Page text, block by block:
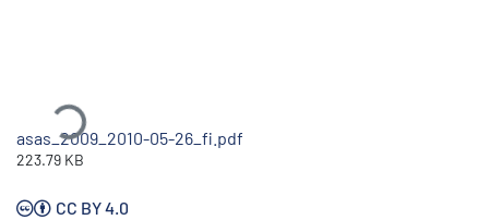
Ladataan...
asas_2009_2010-05-26_fi.pdf
223.79 KB
CC BY 4.0